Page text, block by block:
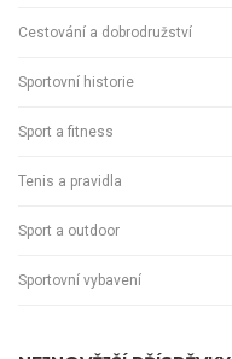
Cestování a dobrodružství
Sportovní historie
Sport a fitness
Tenis a pravidla
Sport a outdoor
Sportovní vybavení